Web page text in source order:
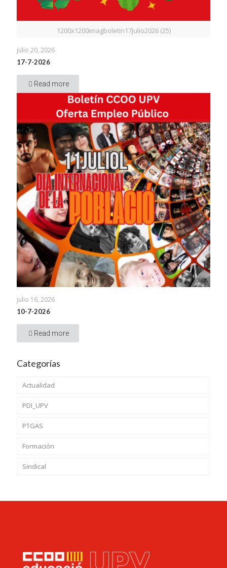
1200x1200imagboletin17julio2026 (25)
julio 20, 2026
17-7-2026
Read more
julio 16, 2026
10-7-2026
Read more
Categorías
Actualidad
PDI_UPV
PTGAS
Formación
Sindical